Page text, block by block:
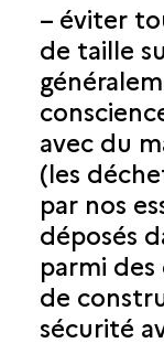
– éviter
de taille
avec du
(les
par nos
déposés
parmi
de
sécurité